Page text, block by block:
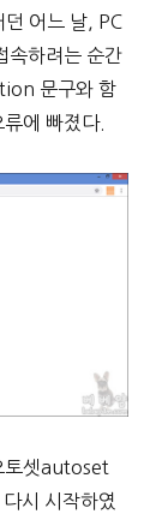
어느 날, PC
속하려는 순간
문구와 함
에 빠졌다.
토셋autoset
시 시작하였